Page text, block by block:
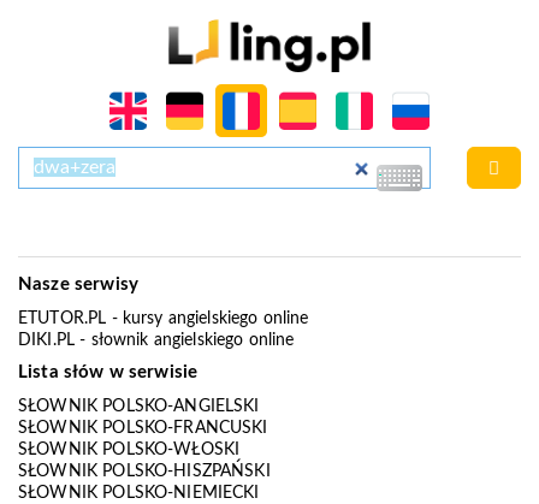
Nasze serwisy
ETUTOR.PL - kursy angielskiego online
DIKI.PL - słownik angielskiego online
Lista słów w serwisie
SŁOWNIK POLSKO-ANGIELSKI
SŁOWNIK POLSKO-FRANCUSKI
SŁOWNIK POLSKO-WŁOSKI
SŁOWNIK POLSKO-HISZPAŃSKI
SŁOWNIK POLSKO-NIEMIECKI